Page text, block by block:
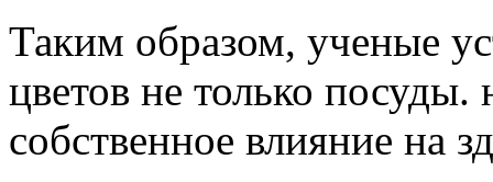
Таким образом, ученые
цветов не только
собственное влияние на